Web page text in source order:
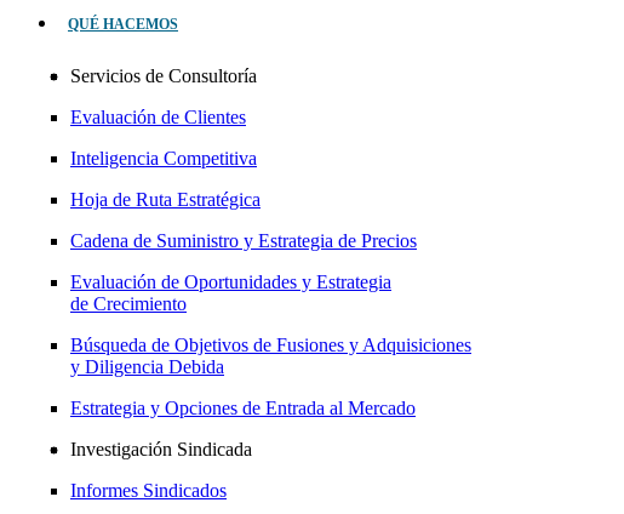
QUÉ HACEMOS
Servicios de Consultoría
Evaluación de Clientes
Inteligencia Competitiva
Hoja de Ruta Estratégica
Cadena de Suministro y Estrategia de Precios
Evaluación de Oportunidades y Estrategia
de Crecimiento
Búsqueda de Objetivos de Fusiones y Adquisiciones
y Diligencia Debida
Estrategia y Opciones de Entrada al Mercado
Investigación Sindicada
Informes Sindicados